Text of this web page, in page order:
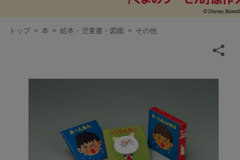
現
トップ > 本 > 絵本・児童書・図鑑 > その他